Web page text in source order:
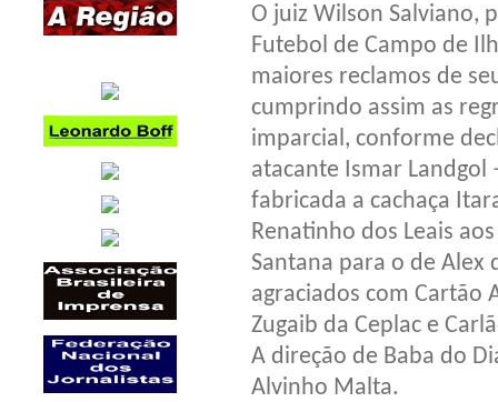
O juiz Wilson Salviano,
Futebol de Campo de
maiores reclamos de
cumprindo assim as
imparcial, conforme
atacante Ismar
fabricada a cachaça
Renatinho dos Leais
Santana para o de
agraciados com Cartão
Zugaib da Ceplac e
A direção de Baba do
Alvinho Malta.